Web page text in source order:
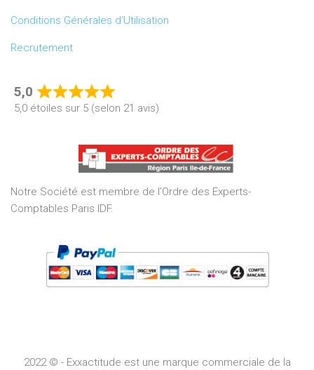
Conditions Générales d’Utilisation
Recrutement
5,0
Rated
of
5
5,0 étoiles sur 5 (selon 21 avis)
Notre Société est membre de l’Ordre des Experts-
Comptables Paris IDF.
2022 © - Exxactitude est une marque commerciale de la